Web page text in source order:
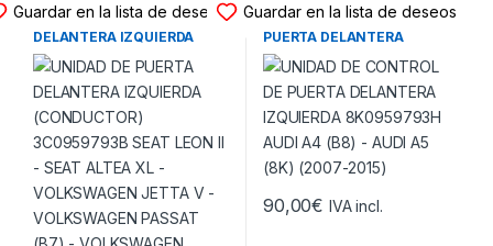
Guardar en la lista de deseos
UNIDAD DE PUERTA
DELANTERA IZQUIERDA
(CONDUCTOR) 3C0959793B
SEAT LEON II – SEAT ALTEA
XL – VOLKSWAGEN JETTA V
– VOLKSWAGEN PASSAT (B7)
– VOLKSWAGEN TIGUAN
(5N) – SKODA (2010-2015)
Guardar en la lista de deseos
UNIDAD DE CONTROL DE
PUERTA DELANTERA
IZQUIERDA 8K0959793H
AUDI A4 (B8) – AUDI A5 (8K)
(2007-2015)
90,00€ IVA incl.